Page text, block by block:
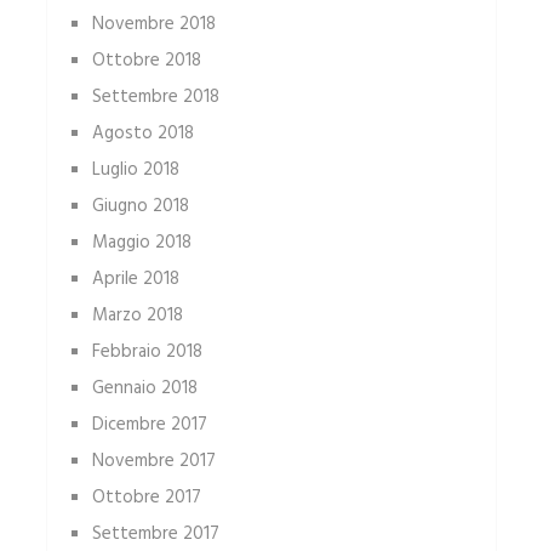
Novembre 2018
Ottobre 2018
Settembre 2018
Agosto 2018
Luglio 2018
Giugno 2018
Maggio 2018
Aprile 2018
Marzo 2018
Febbraio 2018
Gennaio 2018
Dicembre 2017
Novembre 2017
Ottobre 2017
Settembre 2017